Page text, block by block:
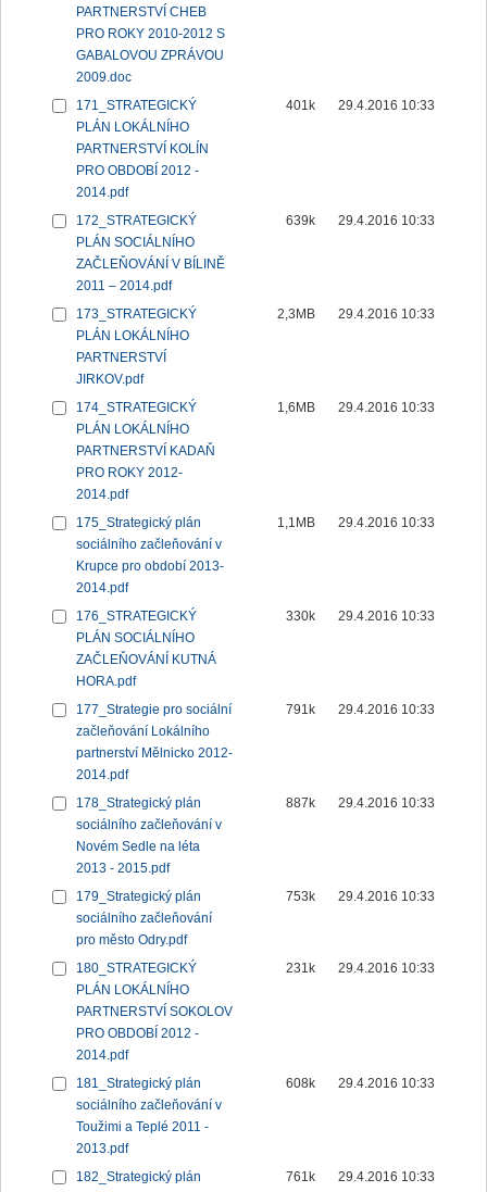
PARTNERSTVÍ CHEB
PRO ROKY 2010-2012 S
GABALOVOU ZPRÁVOU
2009.doc
171_STRATEGICKÝ
PLÁN LOKÁLNÍHO
PARTNERSTVÍ KOLÍN
PRO OBDOBÍ 2012 -
2014.pdf
401k 29.4.2016 10:33
172_STRATEGICKÝ
PLÁN SOCIÁLNÍHO
ZAČLEŇOVÁNÍ V BÍLINĚ
2011 – 2014.pdf
639k 29.4.2016 10:33
173_STRATEGICKÝ
PLÁN LOKÁLNÍHO
PARTNERSTVÍ
JIRKOV.pdf
2,3MB 29.4.2016 10:33
174_STRATEGICKÝ
PLÁN LOKÁLNÍHO
PARTNERSTVÍ KADAŇ
PRO ROKY 2012-
2014.pdf
1,6MB 29.4.2016 10:33
175_Strategický plán
sociálního začleňování v
Krupce pro období 2013-
2014.pdf
1,1MB 29.4.2016 10:33
176_STRATEGICKÝ
PLÁN SOCIÁLNÍHO
ZAČLEŇOVÁNÍ KUTNÁ
HORA.pdf
330k 29.4.2016 10:33
177_Strategie pro sociální
začleňování Lokálního
partnerství Mělnicko 2012-
2014.pdf
791k 29.4.2016 10:33
178_Strategický plán
sociálního začleňování v
Novém Sedle na léta
2013 - 2015.pdf
887k 29.4.2016 10:33
179_Strategický plán
sociálního začleňování
pro město Odry.pdf
753k 29.4.2016 10:33
180_STRATEGICKÝ
PLÁN LOKÁLNÍHO
PARTNERSTVÍ SOKOLOV
PRO OBDOBÍ 2012 -
2014.pdf
231k 29.4.2016 10:33
181_Strategický plán
sociálního začleňování v
Toužimi a Teplé 2011 -
2013.pdf
608k 29.4.2016 10:33
182_Strategický plán
761k 29.4.2016 10:33